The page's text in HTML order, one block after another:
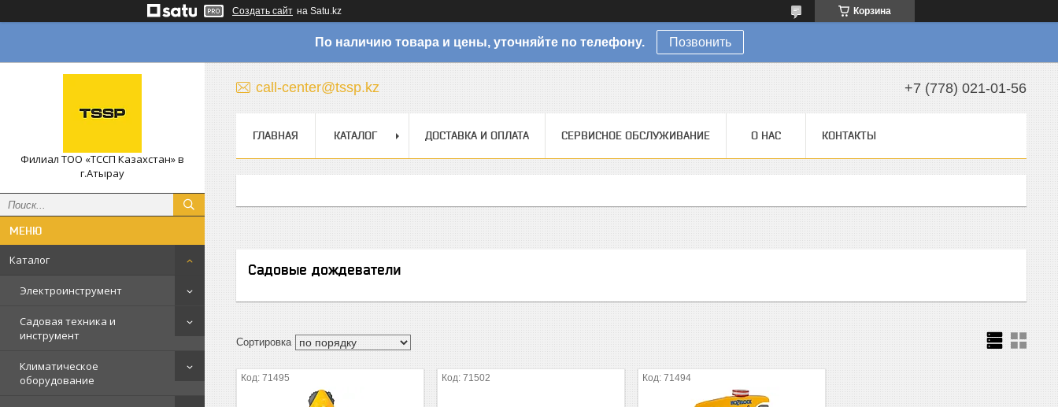
Создать сайт на Satu.kz Корзина
По наличию товара и цены, уточняйте по телефону. Позвонить
Филиал ТОО «ТССП Казахстан» в
г.Атырау
Каталог
Электроинструмент
Садовая техника и
инструмент
Климатическое
оборудование
call-center@tssp.kz +7 (778) 021-01-56
ГЛАВНАЯ КАТАЛОГ ДОСТАВКА И ОПЛАТА СЕРВИСНОЕ ОБСЛУЖИВАНИЕ О НАС КОНТАКТЫ
Садовые дождеватели
71495 71502 71494